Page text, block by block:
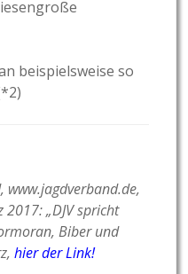
beispielsweise so
www.jagdverband.de,
„DJV spricht
Biber und
hier der Link!